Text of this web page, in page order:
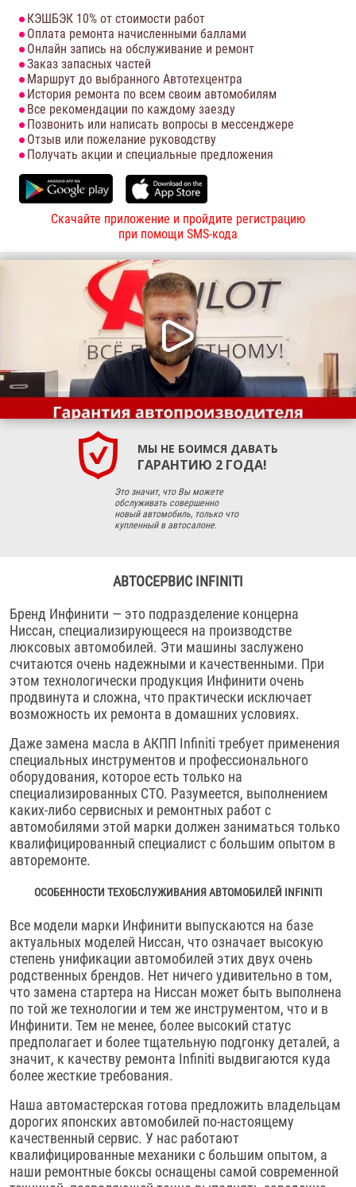
КЭШБЭК 10% от стоимости работ
Оплата ремонта начисленными баллами
Онлайн запись на обслуживание и ремонт
Заказ запасных частей
Маршрут до выбранного Автотехцентра
История ремонта по всем своим автомобилям
Все рекомендации по каждому заезду
Позвонить или написать вопросы в мессенджере
Отзыв или пожелание руководству
Получать акции и специальные предложения
Скачайте приложение и пройдите регистрацию
при помощи SMS-кода
МЫ НЕ БОИМСЯ ДАВАТЬ
ГАРАНТИЮ 2 ГОДА!
Это значит, что Вы можете
обслуживать совершенно
новый автомобиль, только что
купленный в автосалоне.
АВТОСЕРВИС INFINITI
Бренд Инфинити — это подразделение концерна
Ниссан, специализирующееся на производстве
люксовых автомобилей. Эти машины заслужено
считаются очень надежными и качественными. При
этом технологически продукция Инфинити очень
продвинута и сложна, что практически исключает
возможность их ремонта в домашних условиях.
Даже замена масла в АКПП Infiniti требует применения
специальных инструментов и профессионального
оборудования, которое есть только на
специализированных СТО. Разумеется, выполнением
каких-либо сервисных и ремонтных работ с
автомобилями этой марки должен заниматься только
квалифицированный специалист с большим опытом в
авторемонте.
ОСОБЕННОСТИ ТЕХОБСЛУЖИВАНИЯ АВТОМОБИЛЕЙ INFINITI
Все модели марки Инфинити выпускаются на базе
актуальных моделей Ниссан, что означает высокую
степень унификации автомобилей этих двух очень
родственных брендов. Нет ничего удивительно в том,
что замена стартера на Ниссан может быть выполнена
по той же технологии и тем же инструментом, что и в
Инфинити. Тем не менее, более высокий статус
предполагает и более тщательную подгонку деталей, а
значит, к качеству ремонта Infiniti выдвигаются куда
более жесткие требования.
Наша автомастерская готова предложить владельцам
дорогих японских автомобилей по-настоящему
качественный сервис. У нас работают
квалифицированные механики с большим опытом, а
наши ремонтные боксы оснащены самой современной